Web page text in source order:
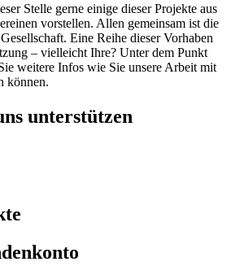
Stelle gerne einige dieser Projekte aus
vorstellen. Allen gemeinsam ist die
Eine Reihe dieser Vorhaben
– vielleicht Ihre? Unter dem Punkt
weitere Infos wie Sie unsere Arbeit mit
können.
unterstützen